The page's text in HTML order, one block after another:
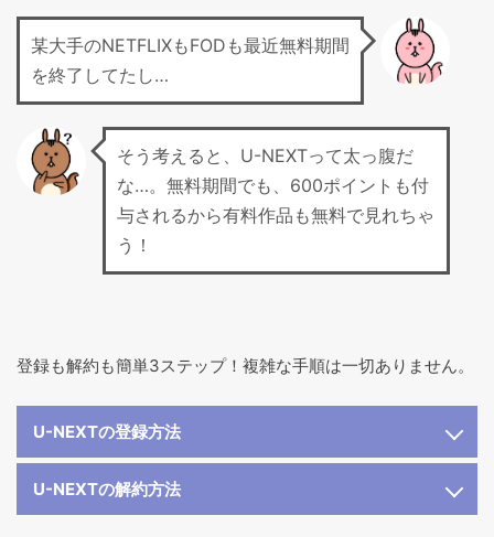
某大手のNETFLIXもFODも最近無料期間
を終了してたし…
そう考えると、U-NEXTって太っ腹だ
な…。無料期間でも、600ポイントも付
与されるから有料作品も無料で見れちゃ
う！
登録も解約も簡単3ステップ！複雑な手順は一切ありません。
U-NEXTの登録方法
U-NEXTの解約方法